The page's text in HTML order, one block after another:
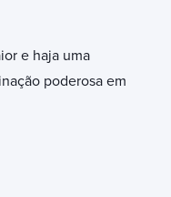
e haja uma
poderosa em